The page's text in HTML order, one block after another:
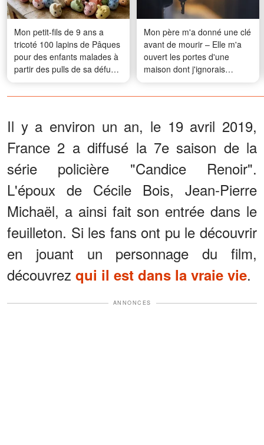
Mon petit-fils de 9 ans a
tricoté 100 lapins de Pâques
pour des enfants malades à
partir des pulls de sa défunte
maman – Quand ma
nouvelle belle-fille les a jetés
bonne leçon
Mon père m'a donné une clé
avant de mourir – Elle m'a
ouvert les portes d'une
maison dont j'ignorais
l'existence
Il y a environ un an, le 19 avril 2019,
France 2 a diffusé la 7e saison de la
série policière "Candice Renoir".
L'époux de Cécile Bois, Jean-Pierre
Michaël, a ainsi fait son entrée dans le
feuilleton. Si les fans ont pu le découvrir
en jouant un personnage du film,
découvrez qui il est dans la vraie vie.
ANNONCES